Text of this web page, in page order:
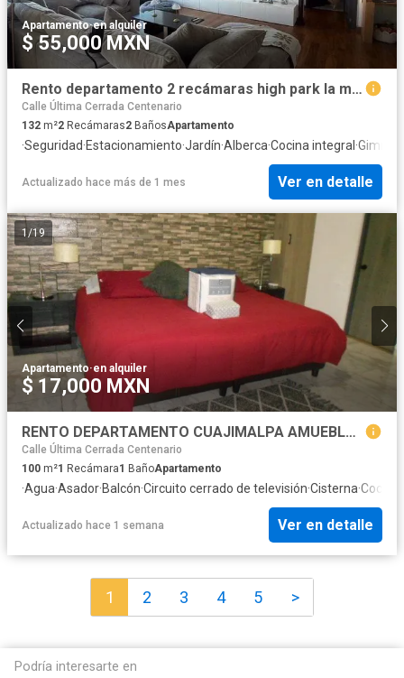
Apartamento·en alquiler
$ 55,000 MXN
Rento departamento 2 recámaras high park la mexicana
Calle Última Cerrada Centenario
132 m²2 Recámaras2 BañosApartamento
·Seguridad·Estacionamiento·Jardín·Alberca·Cocina integral ·
Actualizado hace más de 1 mes Ver en detalle
1/19
Apartamento·en alquiler
$ 17,000 MXN
RENTO DEPARTAMENTO CUAJIMALPA AMUEBLADO CERCA DE SANTA FE
Calle Última Cerrada Centenario
100 m²1 Recámara1 BañoApartamento
·Agua·Asador·Balcón·Circuito cerrado de televisión·Cisterna·Cocina
Actualizado hace 1 semana Ver en detalle
1 2 3 4 5 >
Podría interesarte en